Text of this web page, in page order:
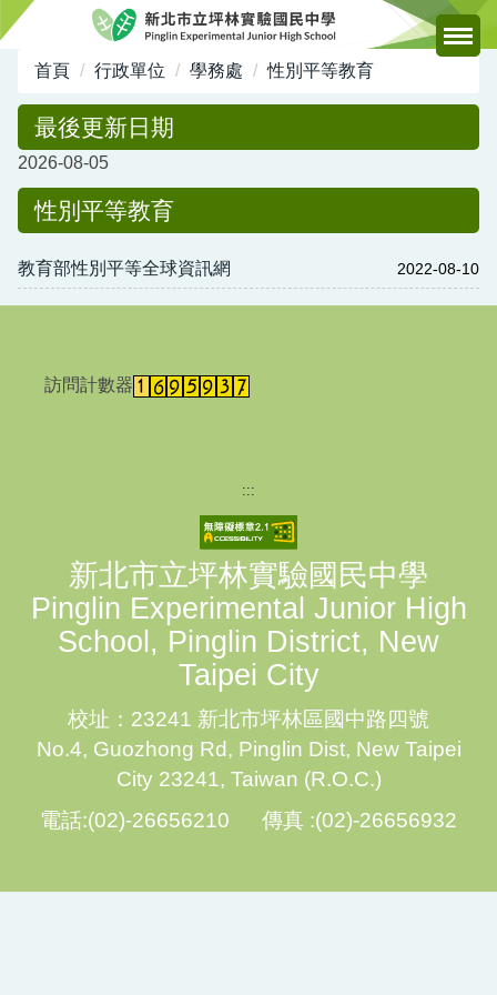
跳
容
首頁 行政單位 學務處 性別平等教育
最後更新日期
2026-08-05
性別平等教育
教育部性別平等全球資訊網 2022-08-10
訪問計數器
:::
新北市立坪林實驗國民中學
Pinglin Experimental Junior High
School, Pinglin District, New
Taipei City
校址：23241 新北市坪林區國中路四號
No.4, Guozhong Rd, Pinglin Dist, New Taipei
City 23241, Taiwan (R.O.C.)
電話:(02)-26656210 傳真 :(02)-26656932